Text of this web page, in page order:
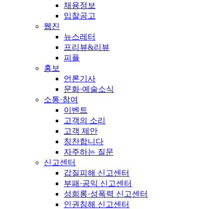
채용정보
입찰공고
웹진
뉴스레터
프리뷰&리뷰
피플
홍보
언론기사
문화·예술소식
소통·참여
이벤트
고객의 소리
고객 제안
칭찬합니다
자주하는 질문
신고센터
갑질피해 신고센터
부패·공익 신고센터
성희롱·성폭력 신고센터
인권침해 신고센터